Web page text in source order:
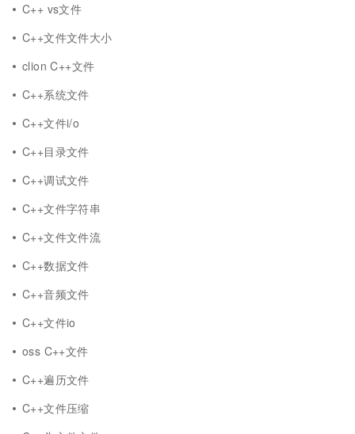
C++ vs文件
C++文件文件大小
clion C++文件
C++系统文件
C++文件i/o
C++目录文件
C++调试文件
C++文件字符串
C++文件文件流
C++数据文件
C++音频文件
C++文件io
oss C++文件
C++遍历文件
C++文件压缩